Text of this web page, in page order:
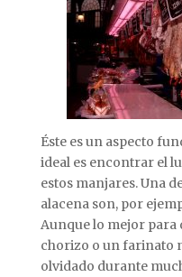
Éste es un aspecto
ideal es encontrar el
estos manjares. Una
alacena son, por
Aunque lo mejor para
chorizo o un farinato
olvidado durante